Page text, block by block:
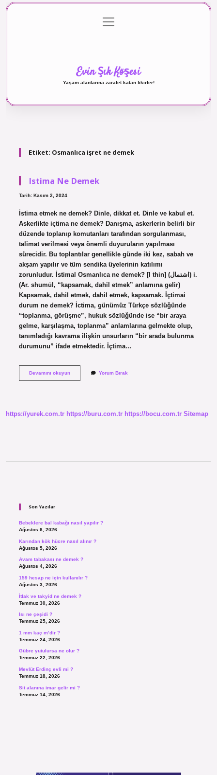
Gizlilik Politikası
menüyü
aç
Evin Şık Köşesi
Yaşam alanlarına zarafet katan fikirler!
Etiket: Osmanlıca işret ne demek
Istima Ne Demek
Tarih: Kasım 2, 2024
İstima etmek ne demek? Dinle, dikkat et. Dinle ve kabul et.
Askerlikte içtima ne demek? Danışma, askerlerin belirli bir
düzende toplanıp komutanları tarafından sorgulanması,
talimat verilmesi veya önemli duyuruların yapılması
sürecidir. Bu toplantılar genellikle günde iki kez, sabah ve
akşam yapılır ve tüm sendika üyelerinin katılımı
zorunludur. İstimal Osmanlıca ne demek? [l thin] (ﺍﺷﺘﻤﺎﻝ) i.
(Ar. shumūl, “kapsamak, dahil etmek” anlamına gelir)
Kapsamak, dahil etmek, dahil etmek, kapsamak. İçtimai
durum ne demek? İctima, günümüz Türkçe sözlüğünde
“toplanma, görüşme”, hukuk sözlüğünde ise “bir araya
gelme, karşılaşma, toplanma” anlamlarına gelmekte olup,
tanımladığı kavrama ilişkin unsurların “bir arada bulunma
durumunu” ifade etmektedir. İçtima…
Devamını okuyunIstima
Yorum Bırak
https://yurek.com.tr https://buru.com.tr https://bocu.com.tr Sitemap
Son Yazılar
Bebeklere bal kabağı nasıl yapılır ?
Ağustos 6, 2026
Karından kök hücre nasıl alınır ?
Ağustos 5, 2026
Avam tabakası ne demek ?
Ağustos 4, 2026
159 hesap ne için kullanılır ?
Ağustos 3, 2026
İtlak ve takyid ne demek ?
Temmuz 30, 2026
Isı ne çeşidi ?
Temmuz 25, 2026
1 mm kaç m’dir ?
Temmuz 24, 2026
Gübre yutulursa ne olur ?
Temmuz 22, 2026
Mevlüt Erdinç evli mi ?
Temmuz 18, 2026
Sit alanına imar gelir mi ?
Temmuz 14, 2026